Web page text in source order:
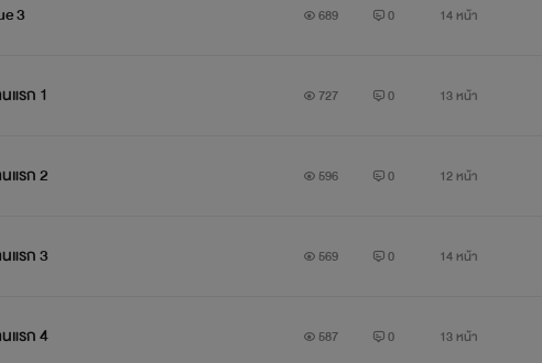
3 689 0 14 หน้า
แรก 1 727 0 13 หน้า
แรก 2 596 0 12 หน้า
แรก 3 569 0 14 หน้า
แรก 4 587 0 13 หน้า